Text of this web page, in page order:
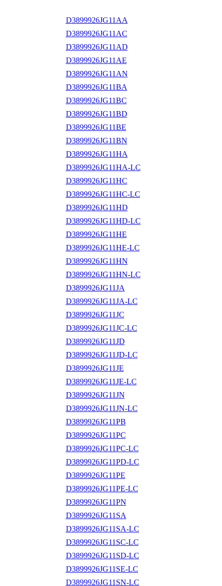
D3899926JG11AA
D3899926JG11AC
D3899926JG11AD
D3899926JG11AE
D3899926JG11AN
D3899926JG11BA
D3899926JG11BC
D3899926JG11BD
D3899926JG11BE
D3899926JG11BN
D3899926JG11HA
D3899926JG11HA-LC
D3899926JG11HC
D3899926JG11HC-LC
D3899926JG11HD
D3899926JG11HD-LC
D3899926JG11HE
D3899926JG11HE-LC
D3899926JG11HN
D3899926JG11HN-LC
D3899926JG11JA
D3899926JG11JA-LC
D3899926JG11JC
D3899926JG11JC-LC
D3899926JG11JD
D3899926JG11JD-LC
D3899926JG11JE
D3899926JG11JE-LC
D3899926JG11JN
D3899926JG11JN-LC
D3899926JG11PB
D3899926JG11PC
D3899926JG11PC-LC
D3899926JG11PD-LC
D3899926JG11PE
D3899926JG11PE-LC
D3899926JG11PN
D3899926JG11SA
D3899926JG11SA-LC
D3899926JG11SC-LC
D3899926JG11SD-LC
D3899926JG11SE-LC
D3899926JG11SN-LC